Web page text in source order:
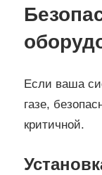
Если ваша
газе,
критичной.